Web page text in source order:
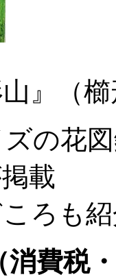
山』（
の花
載
ろも
消費税